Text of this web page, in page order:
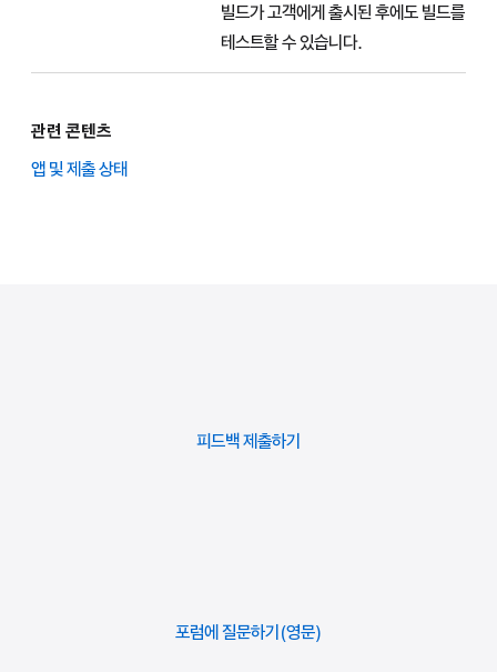
빌드가 고객에게 출시된 후에도 빌드를
테스트할 수 있습니다.
관련 콘텐츠
앱 및 제출 상태
피드백제출하기
포럼에 질문하기